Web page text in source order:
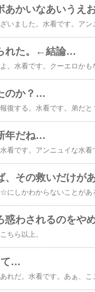
れた。←結論…
のか？…
年だね…
、その救いだけが
惑わされるのをや
ちら以上。
て…